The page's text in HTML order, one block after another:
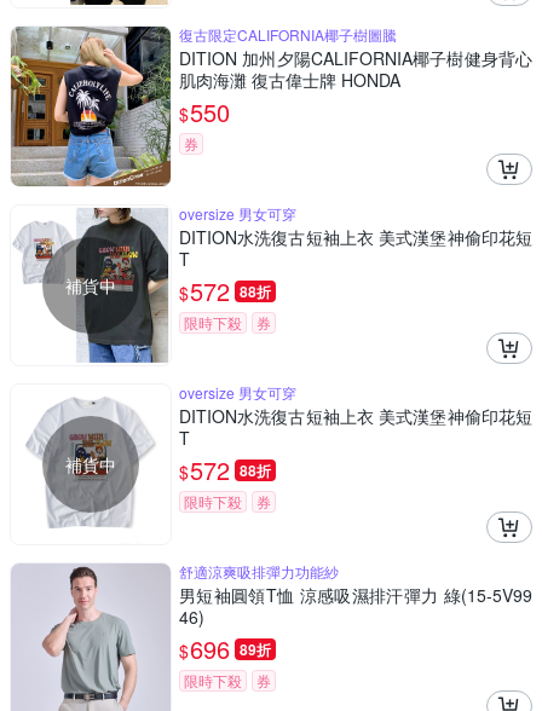
復古限定CALIFORNIA椰子樹圖騰
DITION 加州夕陽CALIFORNIA椰子樹健身背心
肌肉海灘 復古偉士牌 HONDA
$550
券
補貨中
oversize 男女可穿
DITION水洗復古短袖上衣 美式漢堡神偷印花短
T
$572 88折
限時下殺 券
補貨中
oversize 男女可穿
DITION水洗復古短袖上衣 美式漢堡神偷印花短
T
$572 88折
限時下殺 券
舒適涼爽吸排彈力功能紗
男短袖圓領T恤 涼感吸濕排汗彈力 綠(15-5V99
46)
$696 89折
限時下殺 券